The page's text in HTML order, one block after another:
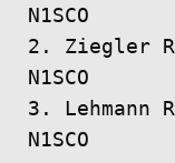
N1SCO
2. Ziegler
N1SCO
3. Lehmann
N1SCO